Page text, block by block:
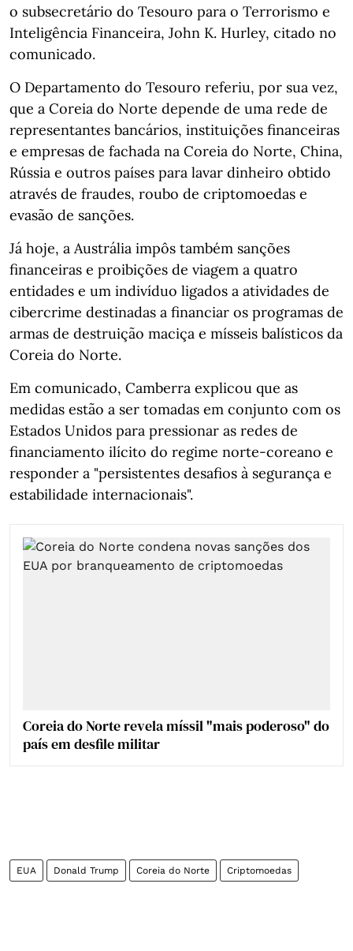
o subsecretário do Tesouro para o Terrorismo e
Inteligência Financeira, John K. Hurley, citado no
comunicado.
O Departamento do Tesouro referiu, por sua vez,
que a Coreia do Norte depende de uma rede de
representantes bancários, instituições financeiras
e empresas de fachada na Coreia do Norte, China,
Rússia e outros países para lavar dinheiro obtido
através de fraudes, roubo de criptomoedas e
evasão de sanções.
Já hoje, a Austrália impôs também sanções
financeiras e proibições de viagem a quatro
entidades e um indivíduo ligados a atividades de
cibercrime destinadas a financiar os programas de
armas de destruição maciça e mísseis balísticos da
Coreia do Norte.
Em comunicado, Camberra explicou que as
medidas estão a ser tomadas em conjunto com os
Estados Unidos para pressionar as redes de
financiamento ilícito do regime norte-coreano e
responder a "persistentes desafios à segurança e
estabilidade internacionais".
Coreia do Norte revela míssil "mais poderoso" do
país em desfile militar
EUA Donald Trump Coreia do Norte Criptomoedas